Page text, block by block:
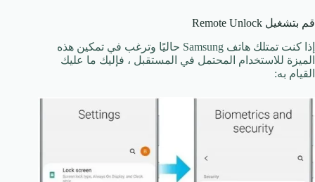
قم بتشغيل Remote Unlock
إذا كنت تمتلك هاتف Samsung حاليًا وترغب في تمكين هذه
الميزة للاستخدام المحتمل في المستقبل ، فإليك ما عليك
القيام به: